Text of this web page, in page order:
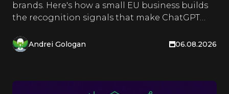
brands. Here's how a small EU business builds
the recognition signals that make ChatGPT
Andrei Gologan 06.08.2026